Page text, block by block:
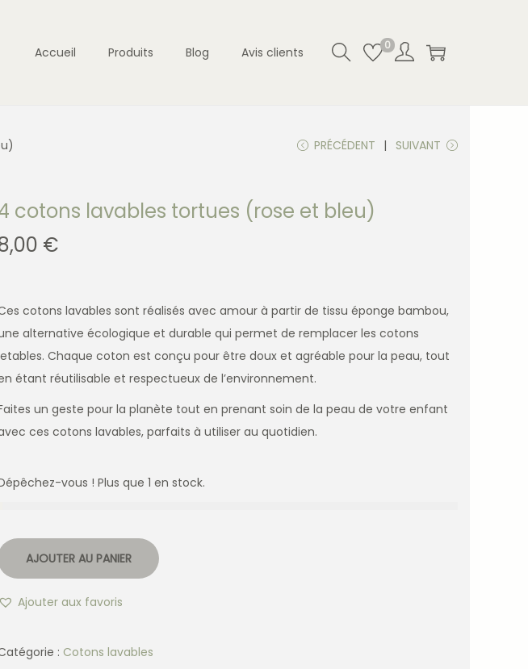
Accueil Produits Blog Avis clients 0
PRÉCÉDENT SUIVANT
cotons lavables tortues (rose et bleu)
€
cotons lavables sont réalisés avec amour à partir de tissu éponge bambou,
alternative écologique et durable qui permet de remplacer les cotons
Chaque coton est conçu pour être doux et agréable pour la peau, tout
étant réutilisable et respectueux de l’environnement.
un geste pour la planète tout en prenant soin de la peau de votre enfant
ces cotons lavables, parfaits à utiliser au quotidien.
vous ! Plus que 1 en stock.
AJOUTER AU PANIER
Ajouter aux favoris
: Cotons lavables